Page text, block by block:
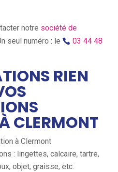
notre société de
seul numéro : le
03 44 48
RIEN
CLERMONT
à Clermont
: lingettes, calcaire, tartre,
objet, graisse, etc.